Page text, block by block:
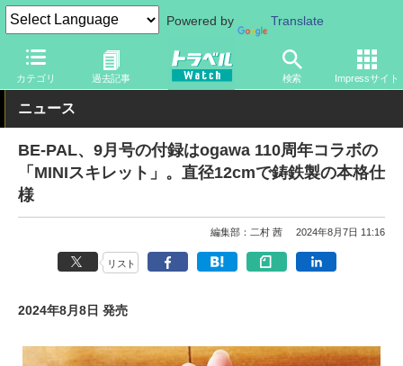
Powered by Translate
カテゴリ 過去記事 検索 Impressサイト
トラベル Watch 旅のアイテム 旅行グッズ アウトドア用品
ニュース
BE-PAL、9月号の付録はogawa 110周年コラボの
「MINIスキレット」。直径12cmで鋳鉄製の本格仕
様
編集部：二村 茜 2024年8月7日 11:16
リスト
2024年8月8日 発売